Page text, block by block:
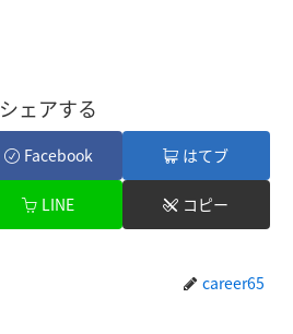
シェアする
Facebook はてブ
LINE コピー
career65